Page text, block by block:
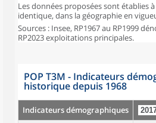
Les données proposées sont établies
identique, dans la géographie en
Sources : Insee, RP1967 au RP1999
RP2023 exploitations principales.
POP T3M - Indicateurs
historique depuis 1968
Indicateurs démographiques